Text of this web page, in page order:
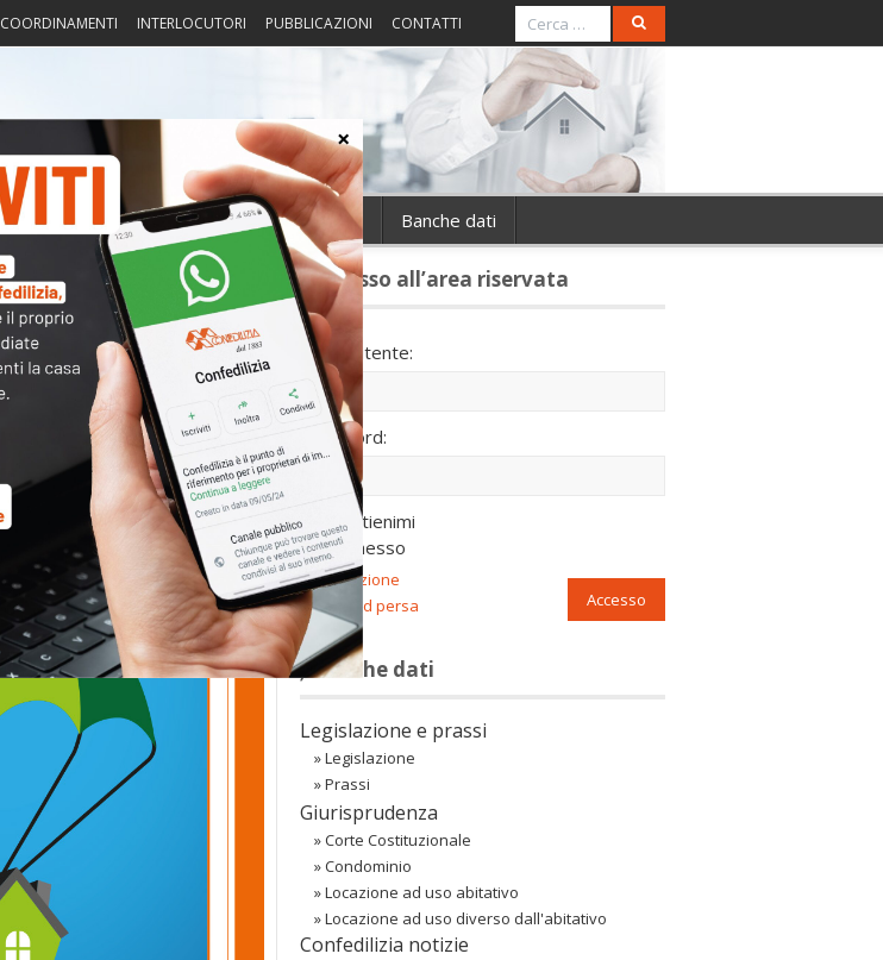
COORDINAMENTI INTERLOCUTORI PUBBLICAZIONI CONTATTI
Portierato Intorno alla casa Notizie Banche dati
〉 Accesso all’area riservata
Nome utente:
Password:
Mantienimi
connesso
Accesso
Registrazione
Password persa
〉 Banche dati
Legislazione e prassi
»Legislazione
»Prassi
Giurisprudenza
»Corte Costituzionale
»Condominio
»Locazione ad uso abitativo
»Locazione ad uso diverso dall'abitativo
Confedilizia notizie